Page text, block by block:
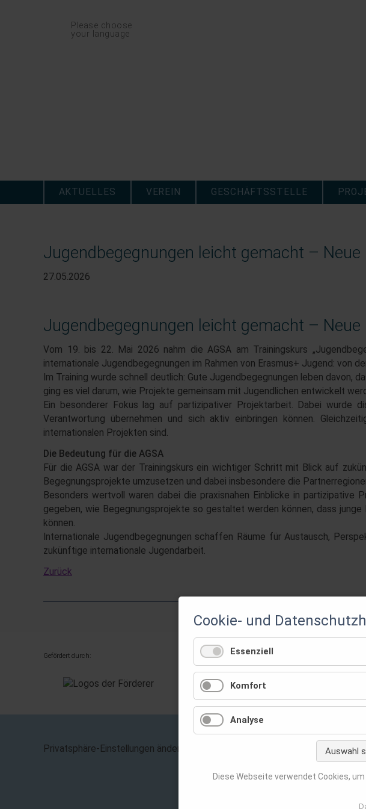
Navigation
überspringenPlease choose
your language
überspringen
AKTUELLES VEREIN GESCHÄFTSSTELLE
Jugendbegegnungen leicht gemacht –
27.05.2026
Jugendbegegnungen leicht gemacht –
Vom 19. bis 22. Mai 2026 nahm die AGSA am Trainingskurs
internationale Jugendbegegnungen im Rahmen von Erasmus+ Jugend: von
Im Training wurde schnell deutlich: Gute Jugendbegegnungen leben davon,
ging es viel darum, wie Projekte gemeinsam mit Jugendlichen entwickelt
Ein besonderer Fokus lag auf partizipativer Projektarbeit. Dabei wurde
Verantwortung übernehmen und sich aktiv einbringen können.
internationalen Projekten sind.
Die Bedeutung für die AGSA
Für die AGSA war der Trainingskurs ein wichtiger Schritt mit Blick auf
Begegnungsprojekte umzusetzen und dabei insbesondere die
Besonders wertvoll waren dabei die praxisnahen Einblicke in partizipative
gegeben, wie Begegnungsprojekte so gestaltet werden können, dass
können.
Internationale Jugendbegegnungen schaffen Räume für Austausch,
zukünftige internationale Jugendarbeit.
Zurück
Gefördert durch:
Privatsphäre-Einstellungen ändern
Cookie- und
Essenziell
Komfort
Analyse
Auswahl
Diese Webseite verwendet Cookies,